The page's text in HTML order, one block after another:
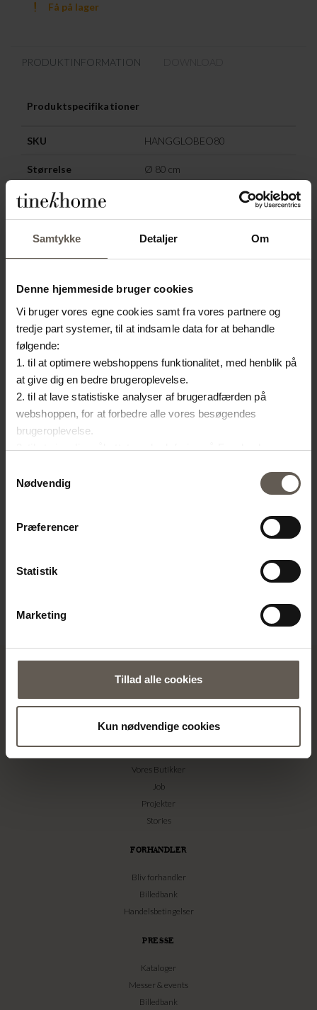
Samtykke Detaljer Om
Denne hjemmeside bruger cookies
Vi bruger vores egne cookies samt fra vores partnere og
tredje part systemer, til at indsamle data for at behandle
følgende:
1. til at optimere webshoppens funktionalitet, med henblik på
at give dig en bedre brugeroplevelse.
2. til at lave statistiske analyser af brugeradfærden på
webshoppen, for at forbedre alle vores besøgendes
brugeroplevelse.
3. til at vise dig målrettet markedsføring på Facebook,
Hvis du vil vide mere om hvordan cookies bliver delt og
brugt er du velkommen til at trykke på "Detaljer". Du kan til
enhver tid ændre eller trække dit samtykke tilbage ved at
trykke på ikonet i bunden af venstre hjørne.
Nødvendig
Præferencer
Statistik
Marketing
Tillad alle cookies
Kun nødvendige cookies
Få på lager
PRODUKTINFORMATION
Produktspecifikationer
SKU HANGGLOBEO80
Størrelse Ø 80 cm
Materiale
ANDRE HAR OGSÅ
VALGT:
SOCKET-WHITE
TINE K HOME
Om os
Vores Butikker
Job
Projekter
Stories
FORHANDLER
Bliv forhandler
Billedbank
Handelsbetingelser
PRESSE
Kataloger
Messer & events
Billedbank